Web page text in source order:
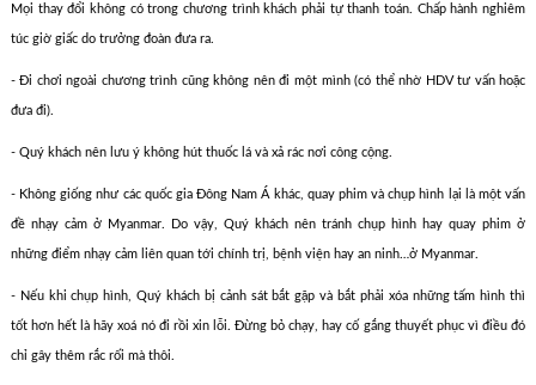
Mọi thay đổi không có trong chương trình khách phải tự thanh toán. Chấp hành nghiêm
túc giờ giấc do trưởng đoàn đưa ra.
- Đi chơi ngoài chương trình cũng không nên đi một mình (có thể nhờ HDV tư vấn hoặc
đưa đi).
- Quý khách nên lưu ý không hút thuốc lá và xả rác nơi công cộng.
- Không giống như các quốc gia Đông Nam Á khác, quay phim và chụp hình lại là một vấn
đề nhạy cảm ở Myanmar. Do vậy, Quý khách nên tránh chụp hình hay quay phim ở
những điểm nhạy cảm liên quan tới chính trị, bệnh viện hay an ninh…ở Myanmar.
- Nếu khi chụp hình, Quý khách bị cảnh sát bắt gặp và bắt phải xóa những tấm hình thì
tốt hơn hết là hãy xoá nó đi rồi xin lỗi. Đừng bỏ chạy, hay cố gắng thuyết phục vì điều đó
chỉ gây thêm rắc rối mà thôi.